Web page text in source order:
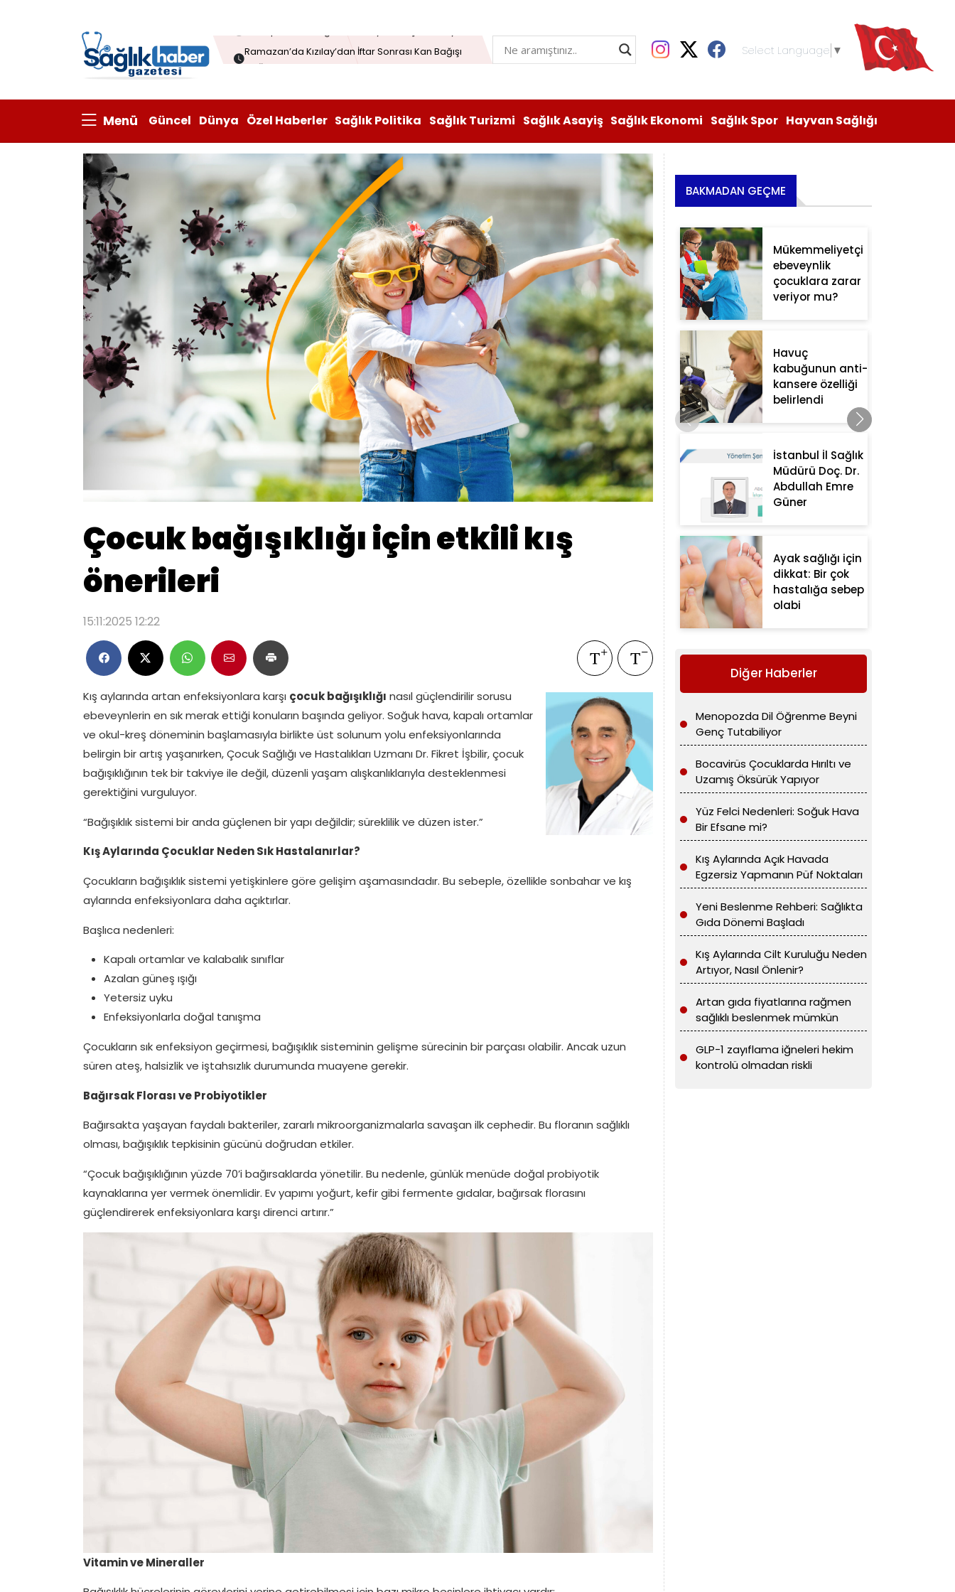
Çağrısı
Select Language ▼
Menü Güncel Dünya Özel Haberler Sağlık Politika Sağlık Turizmi Sağlık Asayiş Sağlık Ekonomi Sağlık Spor Hayvan Sağlığı
Çocuk bağışıklığı için etkili kış
önerileri
15:11:2025 12:22
Kış aylarında artan enfeksiyonlara karşı çocuk bağışıklığı nasıl güçlendirilir sorusu
ebeveynlerin en sık merak ettiği konuların başında geliyor. Soğuk hava, kapalı ortamlar
ve okul-kreş döneminin başlamasıyla birlikte üst solunum yolu enfeksiyonlarında
belirgin bir artış yaşanırken, Çocuk Sağlığı ve Hastalıkları Uzmanı Dr. Fikret İşbilir, çocuk
bağışıklığının tek bir takviye ile değil, düzenli yaşam alışkanlıklarıyla desteklenmesi
gerektiğini vurguluyor.
“Bağışıklık sistemi bir anda güçlenen bir yapı değildir; süreklilik ve düzen ister.”
Kış Aylarında Çocuklar Neden Sık Hastalanırlar?
Çocukların bağışıklık sistemi yetişkinlere göre gelişim aşamasındadır. Bu sebeple, özellikle sonbahar ve kış
aylarında enfeksiyonlara daha açıktırlar.
Başlıca nedenleri:
Kapalı ortamlar ve kalabalık sınıflar
Azalan güneş ışığı
Yetersiz uyku
Enfeksiyonlarla doğal tanışma
Çocukların sık enfeksiyon geçirmesi, bağışıklık sisteminin gelişme sürecinin bir parçası olabilir. Ancak uzun
süren ateş, halsizlik ve iştahsızlık durumunda muayene gerekir.
Bağırsak Florası ve Probiyotikler
Bağırsakta yaşayan faydalı bakteriler, zararlı mikroorganizmalarla savaşan ilk cephedir. Bu floranın sağlıklı
olması, bağışıklık tepkisinin gücünü doğrudan etkiler.
“Çocuk bağışıklığının yüzde 70’i bağırsaklarda yönetilir. Bu nedenle, günlük menüde doğal probiyotik
kaynaklarına yer vermek önemlidir. Ev yapımı yoğurt, kefir gibi fermente gıdalar, bağırsak florasını
güçlendirerek enfeksiyonlara karşı direnci artırır.”
Vitamin ve Mineraller
BAKMADAN GEÇME
Mükemmeliyetçi
ebeveynlik
çocuklara zarar
veriyor mu?
Havuç
kabuğunun anti-
kansere özelliği
belirlendi
İstanbul İl Sağlık
Müdürü Doç. Dr.
Abdullah Emre
Güner
Ayak sağlığı için
dikkat: Bir çok
hastalığa sebep
olabi
Diğer Haberler
Menopozda Dil Öğrenme Beyni
Genç Tutabiliyor
Bocavirüs Çocuklarda Hırıltı ve
Uzamış Öksürük Yapıyor
Yüz Felci Nedenleri: Soğuk Hava
Bir Efsane mi?
Kış Aylarında Açık Havada
Egzersiz Yapmanın Püf Noktaları
Yeni Beslenme Rehberi: Sağlıkta
Gıda Dönemi Başladı
Kış Aylarında Cilt Kuruluğu Neden
Artıyor, Nasıl Önlenir?
Artan gıda fiyatlarına rağmen
sağlıklı beslenmek mümkün
GLP-1 zayıflama iğneleri hekim
kontrolü olmadan riskli